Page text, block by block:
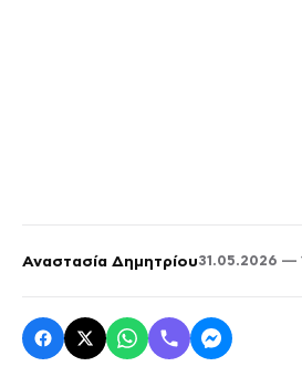
Αναστασία Δημητρίου31.05.2026 —